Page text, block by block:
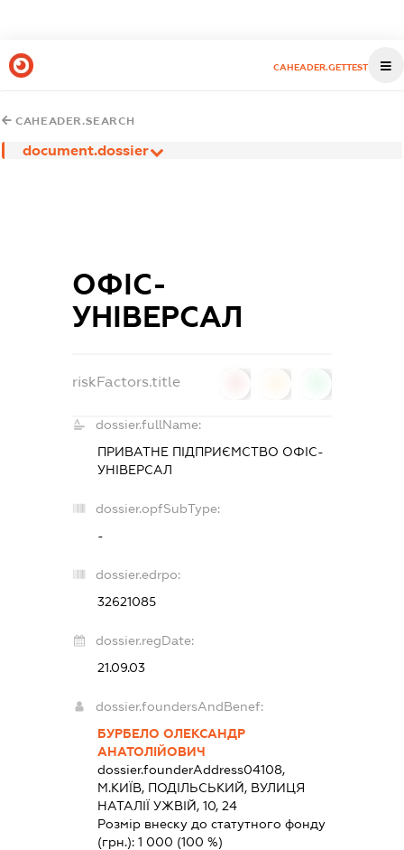
CAHEADER.GETTEST
CAHEADER.SEARCH
document.dossier
ОФІС-
УНІВЕРСАЛ
riskFactors.title
dossier.fullName:
ПРИВАТНЕ ПІДПРИЄМСТВО ОФІС-
УНІВЕРСАЛ
dossier.opfSubType:
-
dossier.edrpo:
32621085
dossier.regDate:
21.09.03
dossier.foundersAndBenef:
БУРБЕЛО ОЛЕКСАНДР
АНАТОЛІЙОВИЧ
dossier.founderAddress04108,
М.КИЇВ, ПОДІЛЬСЬКИЙ, ВУЛИЦЯ
НАТАЛІЇ УЖВІЙ, 10, 24
Розмір внеску до статутного фонду
(грн.): 1 000 (100 %)